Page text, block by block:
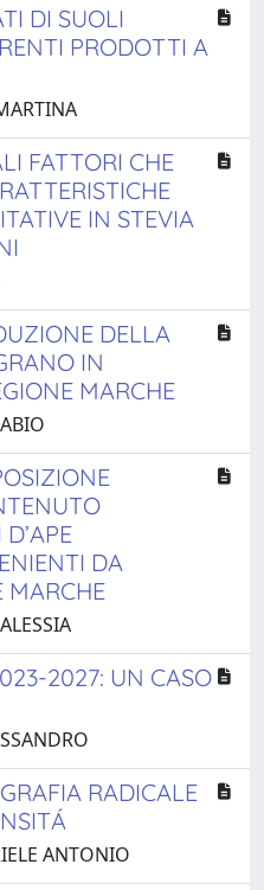
DI SUOLI
PRODOTTI A
FATTORI CHE
IN STEVIA
DELLA
IN
MARCHE
DA
MARCHE
2027: UN CASO
RADICALE
ANTONIO